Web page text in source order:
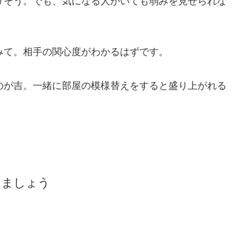
。相手の関心度がわかるはずです。
吉。一緒に部屋の模様替えをすると盛り上がれる
しょう